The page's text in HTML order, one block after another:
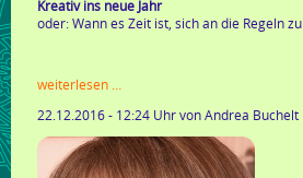
Kreativ ins neue Jahr
oder: Wann es Zeit ist, sich an die Regeln
weiterlesen …
texte
schreiben
22.12.2016 - 12:24 Uhrvon Andrea Buchelt